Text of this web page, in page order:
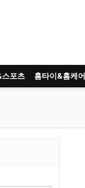
스포츠 홈타이&홈케어